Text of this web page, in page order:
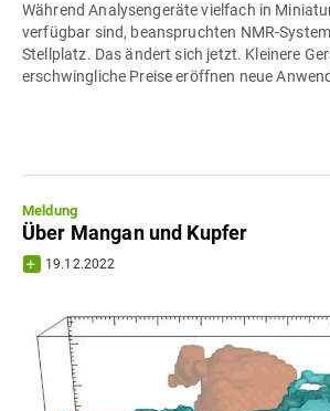
Während Analysengeräte vielfach in
verfügbar sind, beanspruchten NMR-
Stellplatz. Das ändert sich jetzt. Kleinere
erschwingliche Preise eröffnen neue
Meldung
Über Mangan und Kupfer
19.12.2022